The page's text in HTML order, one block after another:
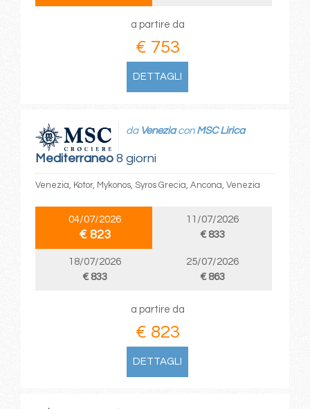
a partire da
€ 753
DETTAGLI
Mediterraneo8 giorni
da Veneziacon MSC Lirica
Venezia, Kotor, Mykonos, Syros Grecia, Ancona, Venezia
04/07/2026
€ 823
11/07/2026
€ 833
18/07/2026
€ 833
25/07/2026
€ 863
a partire da
€ 823
DETTAGLI